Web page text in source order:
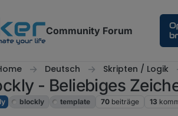
Community Forum
Deutsch Skripten / Logik
- Beliebiges
blockly template 70 beiträge 13